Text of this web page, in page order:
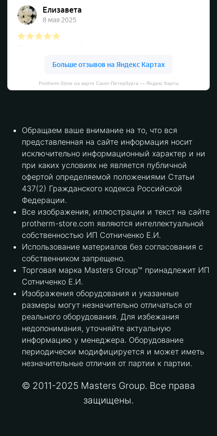
Protherm Store на карте Санкт‑Петербурга — Яндекс Карты
Обращаем ваше внимание на то, что вся
представленная на сайте информация носит
исключительно информационный характер и ни
при каких условиях не является публичной
офертой определяемой положениями Статьи
437(2) Гражданского кодекса Российской
Федерации.
Все изображения, иллюстрации и текст на сайте
protherm-store.com являются интеллектуальной
собственностью ИП Сотниченко Е.И.
Использование материалов без согласования с
собственником запрещено.
Торговая марка Masters Group™ принадлежит ИП
Сотниченко Е.И.
Изображения оборудования и указанные
размеры могут незначительно отличаться от
реального оборудования. Для избежания
недопонимания, уточняйте актуальную
информацию у менеджера. Оборудование
периодически модифицируется и может иметь
незначительные отличия от партии к партии.
© 2011-2025 Masters Group. Все права
защищены.